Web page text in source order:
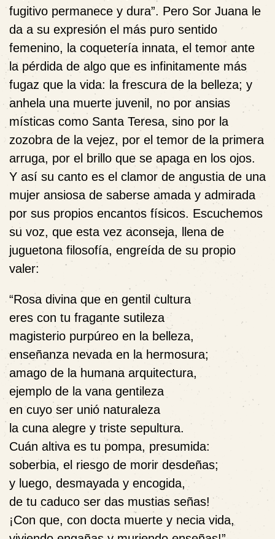
fugitivo permanece y dura”. Pero Sor Juana le
da a su expresión el más puro sentido
femenino, la coquetería innata, el temor ante
la pérdida de algo que es infinitamente más
fugaz que la vida: la frescura de la belleza; y
anhela una muerte juvenil, no por ansias
místicas como Santa Teresa, sino por la
zozobra de la vejez, por el temor de la primera
arruga, por el brillo que se apaga en los ojos.
Y así su canto es el clamor de angustia de una
mujer ansiosa de saberse amada y admirada
por sus propios encantos físicos. Escuchemos
su voz, que esta vez aconseja, llena de
juguetona filosofía, engreída de su propio
valer:
“Rosa divina que en gentil cultura
eres con tu fragante sutileza
magisterio purpúreo en la belleza,
enseñanza nevada en la hermosura;
amago de la humana arquitectura,
ejemplo de la vana gentileza
en cuyo ser unió naturaleza
la cuna alegre y triste sepultura.
Cuán altiva es tu pompa, presumida:
soberbia, el riesgo de morir desdeñas;
y luego, desmayada y encogida,
de tu caduco ser das mustias señas!
¡Con que, con docta muerte y necia vida,